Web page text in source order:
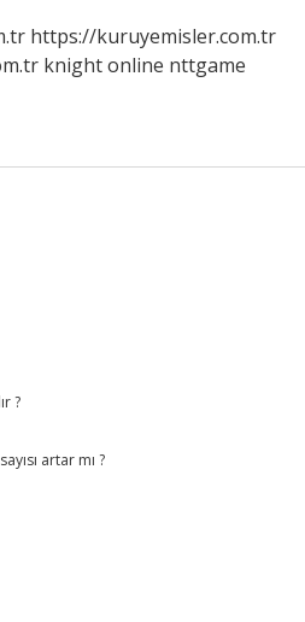
https://kuruyemisler.com.tr
knight online nttgame
?
artar mı ?